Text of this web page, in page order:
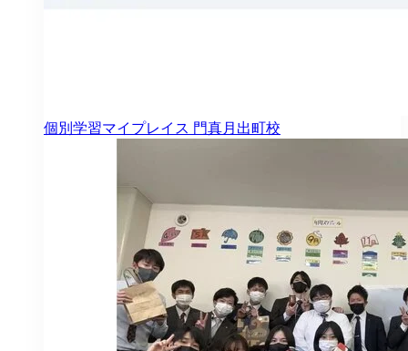
個別学習マイプレイス 門真月出町校